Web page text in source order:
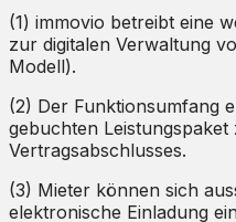
(1) immovio betreibt eine
zur digitalen Verwaltung
Modell).
(2) Der Funktionsumfang
gebuchten Leistungspaket
Vertragsabschlusses.
(3) Mieter können sich
elektronische Einladung